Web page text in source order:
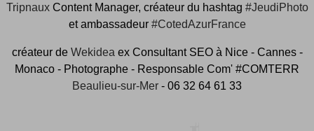
TripnauxContent Manager, créateur du hashtag #JeudiPhoto
et ambassadeur #CotedAzurFrance
créateur de Wekidea ex Consultant SEO à Nice - Cannes -
Monaco - Photographe - Responsable Com' #COMTERR
Beaulieu-sur-Mer - 06 32 64 61 33